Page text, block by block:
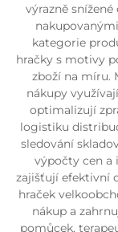
výrazně
kategorie
hračky s motivy
zboží na míru.
nákupy
optimalizují
logistiku
sledování
výpočty cen a
zajišťují efektivní
hraček
nákup a
pomůcek,